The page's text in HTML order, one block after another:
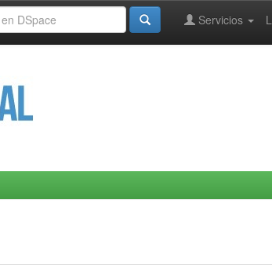
Servicios